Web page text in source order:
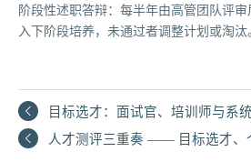
阶段性述职答辩：每半年由高管团队评
入下阶段培养，未通过者调整计划或淘汰
目标选才：面试官、培训师与系
人才测评三重奏 —— 目标选才、